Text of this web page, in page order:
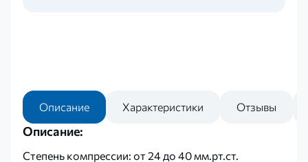
Описание Характеристики Отзывы
Описание:
Степень компрессии: от 24 до 40 мм.рт.ст.